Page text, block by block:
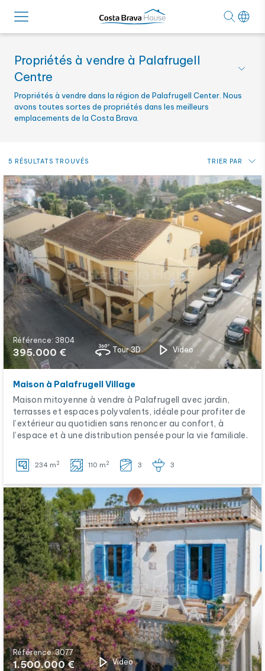
Propriétés à vendre à Palafrugell
Centre
Propriétés à vendre dans la région de Palafrugell Center. Nous
avons toutes sortes de propriétés dans les meilleurs
emplacements de la Costa Brava.
5 RÉSULTATS TROUVÉS TRIER PAR
Prix: du plus bas au plus haut
Prix: du plus haut au plus bas
Plus récent
Alphabétique par référence
Référence: 3804
395.000 € Tour 3D Video
Maison à Palafrugell Village
Maison mitoyenne à vendre à Palafrugell avec jardin,
terrasses et espaces polyvalents, idéale pour profiter de
l’extérieur au quotidien sans renoncer au confort, à
l’espace et à une distribution pensée pour la vie familiale.
234 m 2 110 m 2 3 3
Référence: 3077
1.500.000 € Video